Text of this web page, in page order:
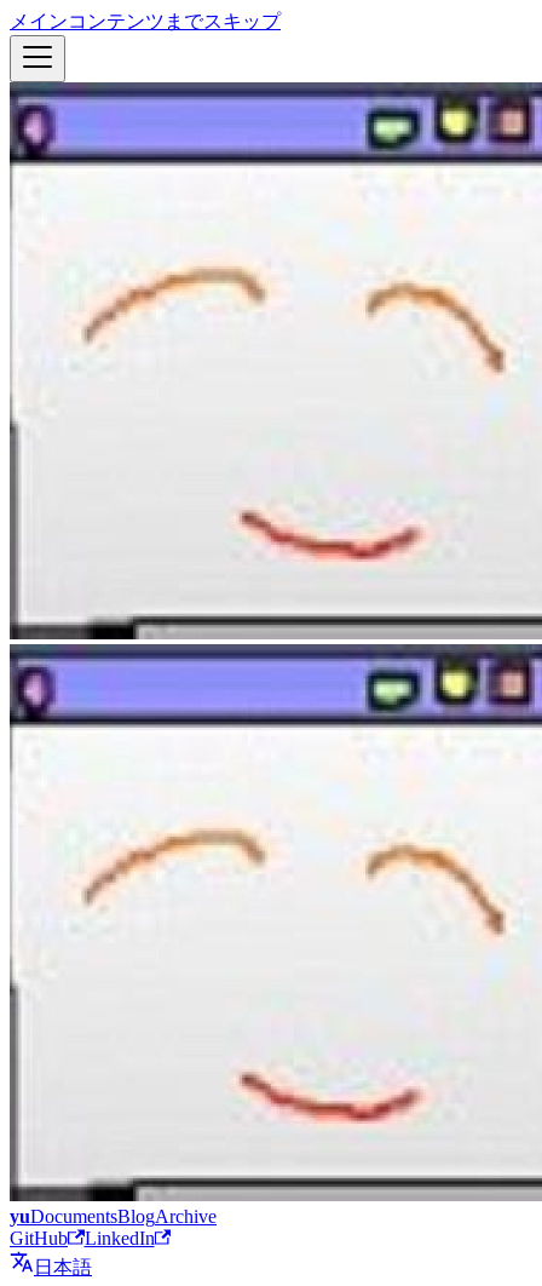
メインコンテンツまでスキップ
yuDocumentsBlogArchive
GitHub
LinkedIn
日本語